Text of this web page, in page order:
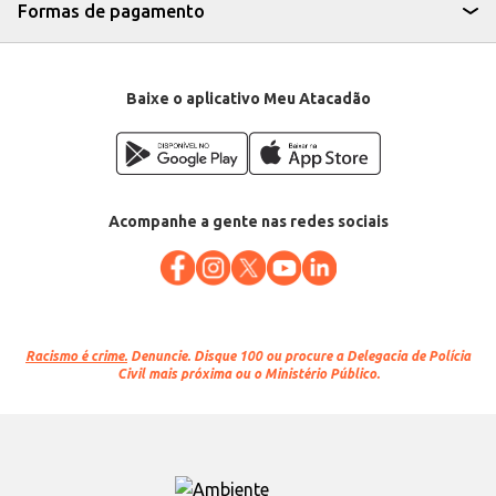
Formas de pagamento
Baixe o aplicativo Meu Atacadão
Acompanhe a gente nas redes sociais
Racismo é crime. Denuncie. Disque 100 ou procure a Delegacia de Polícia
Civil mais próxima ou o Ministério Público.